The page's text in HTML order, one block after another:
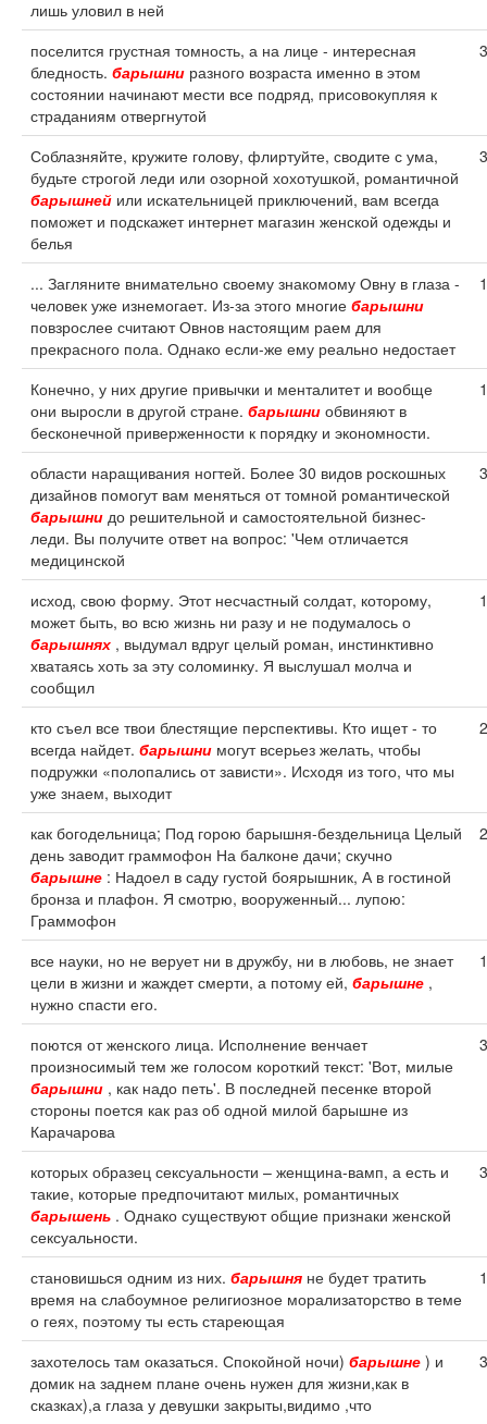
лишь уловил в ней
поселится грустная томность, а на лице - интересная
бледность. барышни разного возраста именно в этом
состоянии начинают мести все подряд, присовокупляя к
страданиям отвергнутой
3
Соблазняйте, кружите голову, флиртуйте, сводите с ума,
будьте строгой леди или озорной хохотушкой, романтичной
барышней или искательницей приключений, вам всегда
поможет и подскажет интернет магазин женской одежды и
белья
3
... Загляните внимательно своему знакомому Овну в глаза -
человек уже изнемогает. Из-за этого многие барышни
повзрослее считают Овнов настоящим раем для
прекрасного пола. Однако если-же ему реально недостает
1
Конечно, у них другие привычки и менталитет и вообще
они выросли в другой стране. барышни обвиняют в
бесконечной приверженности к порядку и экономности.
1
области наращивания ногтей. Более 30 видов роскошных
дизайнов помогут вам меняться от томной романтической
барышни до решительной и самостоятельной бизнес-
леди. Вы получите ответ на вопрос: 'Чем отличается
медицинской
3
исход, свою форму. Этот несчастный солдат, которому,
может быть, во всю жизнь ни разу и не подумалось о
барышнях , выдумал вдруг целый роман, инстинктивно
хватаясь хоть за эту соломинку. Я выслушал молча и
сообщил
1
кто съел все твои блестящие перспективы. Кто ищет - то
всегда найдет. барышни могут всерьез желать, чтобы
подружки «полопались от зависти». Исходя из того, что мы
уже знаем, выходит
2
как богодельница; Под горою барышня-бездельница Целый
день заводит граммофон На балконе дачи; скучно
барышне : Надоел в саду густой боярышник, А в гостиной
бронза и плафон. Я смотрю, вооруженный... лупою:
Граммофон
2
все науки, но не верует ни в дружбу, ни в любовь, не знает
цели в жизни и жаждет смерти, а потому ей, барышне ,
нужно спасти его.
1
поются от женского лица. Исполнение венчает
произносимый тем же голосом короткий текст: 'Вот, милые
барышни , как надо петь'. В последней песенке второй
стороны поется как раз об одной милой барышне из
Карачарова
3
которых образец сексуальности – женщина-вамп, а есть и
такие, которые предпочитают милых, романтичных
барышень . Однако существуют общие признаки женской
сексуальности.
3
становишься одним из них. барышня не будет тратить
время на слабоумное религиозное морализаторство в теме
о геях, поэтому ты есть стареющая
1
захотелось там оказаться. Спокойной ночи) барышне ) и
домик на заднем плане очень нужен для жизни,как в
сказках),а глаза у девушки закрыты,видимо ,что
3